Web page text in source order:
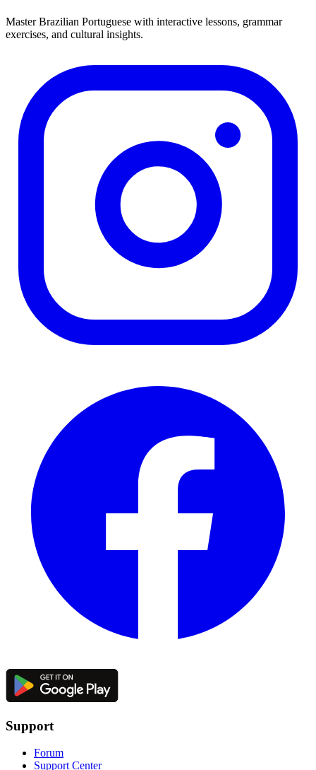
Master Brazilian Portuguese with interactive lessons, grammar
exercises, and cultural insights.
Support
Forum
Support Center